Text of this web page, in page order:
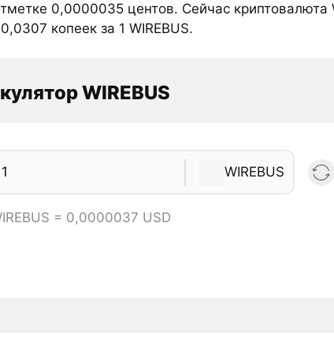
0,0000035 центов. Сейчас
копеек за 1 WIREBUS.
WIREBUS
WIREBUS
= 0,0000037 USD